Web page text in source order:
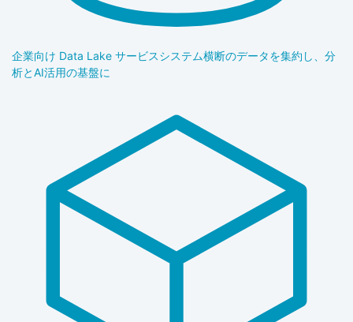
企業向け Data Lake サービスシステム横断のデータを集約し、分
析とAI活用の基盤に